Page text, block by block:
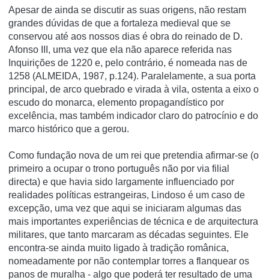
Apesar de ainda se discutir as suas origens, não restam
grandes dúvidas de que a fortaleza medieval que se
conservou até aos nossos dias é obra do reinado de D.
Afonso III, uma vez que ela não aparece referida nas
Inquirições de 1220 e, pelo contrário, é nomeada nas de
1258 (ALMEIDA, 1987, p.124). Paralelamente, a sua porta
principal, de arco quebrado e virada à vila, ostenta a eixo o
escudo do monarca, elemento propagandístico por
excelência, mas também indicador claro do patrocínio e do
marco histórico que a gerou.
Como fundação nova de um rei que pretendia afirmar-se (o
primeiro a ocupar o trono português não por via filial
directa) e que havia sido largamente influenciado por
realidades políticas estrangeiras, Lindoso é um caso de
excepção, uma vez que aqui se iniciaram algumas das
mais importantes experiências de técnica e de arquitectura
militares, que tanto marcaram as décadas seguintes. Ele
encontra-se ainda muito ligado à tradição românica,
nomeadamente por não contemplar torres a flanquear os
panos de muralha - algo que poderá ter resultado de uma